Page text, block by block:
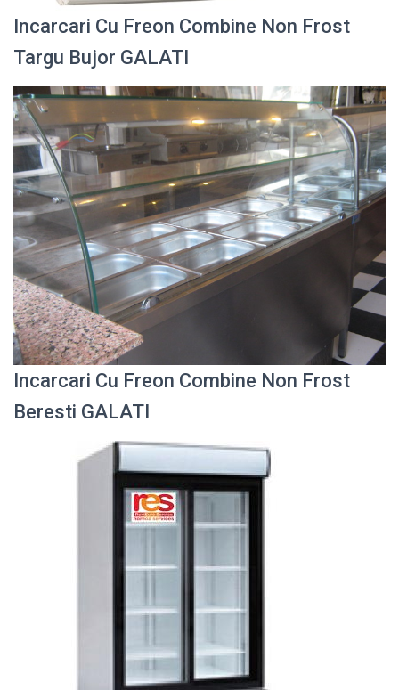
Incarcari Cu Freon Combine Non Frost
Targu Bujor GALATI
Incarcari Cu Freon Combine Non Frost
Beresti GALATI